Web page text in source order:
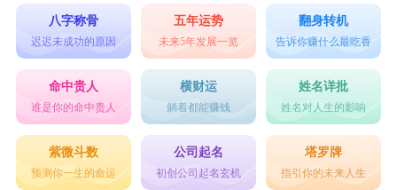
八字称骨
迟迟未成功的原因
五年运势
未来5年发展一览
翻身转机
告诉你赚什么最吃香
命中贵人
谁是你的命中贵人
横财运
躺着都能赚钱
姓名详批
姓名对人生的影响
紫微斗数
预测你一生的命运
公司起名
初创公司起名玄机
塔罗牌
指引你的未来人生